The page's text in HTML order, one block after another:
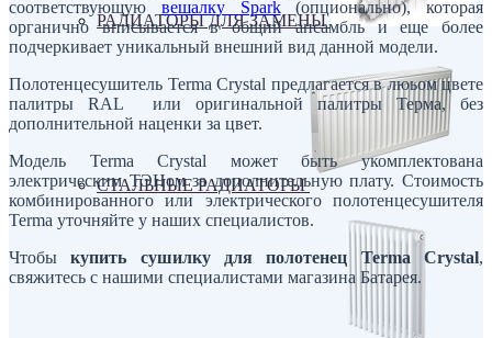
РАДИАТОРЫ ДЛЯ ЗАМЕНЫ
СТАЛЬНЫЕ РАДИАТОРЫ
соответствующую вешалку Spark(опционально), которая
органично вписывается в общий ансамбль и еще более
подчеркивает уникальный внешний вид данной модели.
Полотенцесушитель Terma Crystal предлагается в люьом цвете
палитры RAL или оригинальной палитры Терма, без
дополнительной наценки за цвет.
Модель Terma Crystal может быть укомплектована
электрическим ТЭНом за дополнительную плату. Стоимость
комбинированного или электрического полотенцесушителя
Terma уточняйте у наших специалистов.
Чтобыкупить сушилку для полотенец Terma Crystal,
свяжитесь с нашими специалистами магазина Батарея.